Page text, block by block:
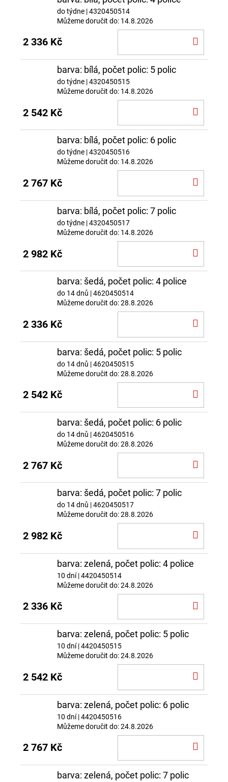
do týdne | 4320450514
Můžeme doručit do: 14.8.2026
2 336 Kč
barva: bílá, počet polic: 5 polic
do týdne | 4320450515
Můžeme doručit do: 14.8.2026
2 542 Kč
barva: bílá, počet polic: 6 polic
do týdne | 4320450516
Můžeme doručit do: 14.8.2026
2 767 Kč
barva: bílá, počet polic: 7 polic
do týdne | 4320450517
Můžeme doručit do: 14.8.2026
2 982 Kč
barva: šedá, počet polic: 4 police
do 14 dnů | 4620450514
Můžeme doručit do:28.8.2026
2 336 Kč
barva: šedá, počet polic: 5 polic
do 14 dnů | 4620450515
Můžeme doručit do:28.8.2026
2 542 Kč
barva: šedá, počet polic: 6 polic
do 14 dnů | 4620450516
Můžeme doručit do:28.8.2026
2 767 Kč
barva: šedá, počet polic: 7 polic
do 14 dnů | 4620450517
Můžeme doručit do:28.8.2026
2 982 Kč
barva: zelená, počet polic: 4 police
10 dní| 4420450514
Můžeme doručit do:24.8.2026
2 336 Kč
barva: zelená, počet polic: 5 polic
10 dní| 4420450515
Můžeme doručit do:24.8.2026
2 542 Kč
barva: zelená, počet polic: 6 polic
10 dní| 4420450516
Můžeme doručit do:24.8.2026
2 767 Kč
barva: zelená, počet polic: 7 polic